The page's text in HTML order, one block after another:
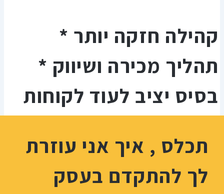
קהילה חזקה יותר *
תהליך מכירה ושיווק *
בסיס יציב לעוד לקוחות
תכלס , איך אני עוזרת
לך להתקדם בעסק